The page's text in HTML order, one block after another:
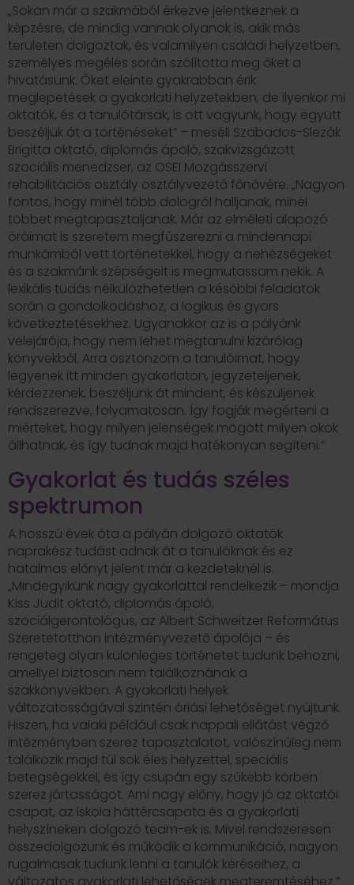
„Sokan már a szakmából érkezve jelentkeznek a
képzésre, de mindig vannak olyanok is, akik más
területen dolgoztak, és valamilyen családi helyzetben,
személyes megélés során szólította meg őket a
hivatásunk. Őket eleinte gyakrabban érik
meglepetések a gyakorlati helyzetekben, de ilyenkor mi
oktatók, és a tanulótársak, is ott vagyunk, hogy együtt
beszéljük át a történéseket” – meséli Szabados-Slezák
Brigitta oktató, diplomás ápoló, szakvizsgázott
szociális menedzser, az OSEI Mozgásszervi
rehabilitációs osztály osztályvezető főnővére. „Nagyon
fontos, hogy minél több dologról halljanak, minél
többet megtapasztaljanak. Már az elméleti alapozó
óráimat is szeretem megfűszerezni a mindennapi
munkámból vett történetekkel, hogy a nehézségeket
és a szakmánk szépségeit is megmutassam nekik. A
lexikális tudás nélkülözhetetlen a későbbi feladatok
során a gondolkodáshoz, a logikus és gyors
következtetésekhez. Ugyanakkor az is a pályánk
velejárója, hogy nem lehet megtanulni kizárólag
könyvekből. Arra ösztönzöm a tanulóimat, hogy
legyenek itt minden gyakorlaton, jegyzeteljenek,
kérdezzenek, beszéljünk át mindent, és készüljenek
rendszerezve, folyamatosan. Így fogják megérteni a
miérteket, hogy milyen jelenségek mögött milyen okok
állhatnak, és így tudnak majd hatékonyan segíteni.”
Gyakorlat és tudás széles
spektrumon
A hosszú évek óta a pályán dolgozó oktatók
naprakész tudást adnak át a tanulóknak és ez
hatalmas előnyt jelent már a kezdeteknél is.
„Mindegyikünk nagy gyakorlattal rendelkezik – mondja
Kiss Judit oktató, diplomás ápoló,
szociálgerontológus, az Albert Schweitzer Református
Szeretetotthon intézményvezető ápolója – és
rengeteg olyan különleges történetet tudunk behozni,
amellyel biztosan nem találkoznának a
szakkönyvekben. A gyakorlati helyek
változatosságával szintén óriási lehetőséget nyújtunk.
Hiszen, ha valaki például csak nappali ellátást végző
intézményben szerez tapasztalatot, valószínűleg nem
találkozik majd túl sok éles helyzettel, speciális
betegségekkel, és így csupán egy szűkebb körben
szerez jártasságot. Ami nagy előny, hogy jó az oktatói
csapat, az iskola háttércsapata és a gyakorlati
helyszíneken dolgozó team-ek is. Mivel rendszeresen
összedolgozunk és működik a kommunikáció, nagyon
rugalmasak tudunk lenni a tanulók kéréseihez, a
változatos gyakorlati lehetőségek megteremtéséhez.”